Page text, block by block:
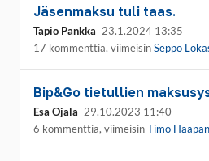
Jäsenmaksu tuli taas.
Tapio Pankka 23.1.2024 13:35
17 kommenttia, viimeisinSeppo
Bip&Go tietullien
Esa Ojala 29.10.2023 11:40
6 kommenttia, viimeisinTimo